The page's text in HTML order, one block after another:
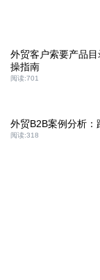
外贸客户索要产品目
操指南
阅读:701
外贸B2B案例分析
阅读:318